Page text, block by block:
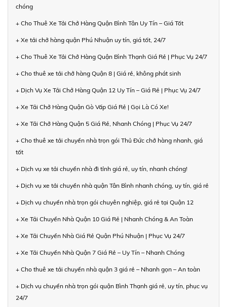
chóng
+ Cho Thuê Xe Tải Chở Hàng Quận Bình Tân Uy Tín – Giá Tốt
+ Xe tải chở hàng quận Phú Nhuận uy tín, giá tốt, 24/7
+ Cho Thuê Xe Tải Chở Hàng Quận Bình Thạnh Giá Rẻ | Phục Vụ 24/7
+ Cho thuê xe tải chở hàng Quận 8 | Giá rẻ, không phát sinh
+ Dịch Vụ Xe Tải Chở Hàng Quận 12 Uy Tín – Giá Rẻ | Phục Vụ 24/7
+ Xe Tải Chở Hàng Quận Gò Vấp Giá Rẻ | Gọi Là Có Xe!
+ Xe Tải Chở Hàng Quận 5 Giá Rẻ, Nhanh Chóng | Phục Vụ 24/7
+ Cho thuê xe tải chuyển nhà trọn gói Thủ Đức chở hàng nhanh, giá
tốt
+ Dịch vụ xe tải chuyển nhà đi tỉnh giá rẻ, uy tín, nhanh chóng!
+ Dịch vụ xe tải chuyển nhà quận Tân Bình nhanh chóng, uy tín, giá rẻ
+ Dịch vụ chuyển nhà trọn gói chuyên nghiệp, giá rẻ tại Quận 12
+ Xe Tải Chuyển Nhà Quận 10 Giá Rẻ | Nhanh Chóng & An Toàn
+ Xe Tải Chuyển Nhà Giá Rẻ Quận Phú Nhuận | Phục Vụ 24/7
+ Xe Tải Chuyển Nhà Quận 7 Giá Rẻ – Uy Tín – Nhanh Chóng
+ Cho thuê xe tải chuyển nhà quận 3 giá rẻ – Nhanh gọn – An toàn
+ Dịch vụ chuyển nhà trọn gói quận Bình Thạnh giá rẻ, uy tín, phục vụ
24/7